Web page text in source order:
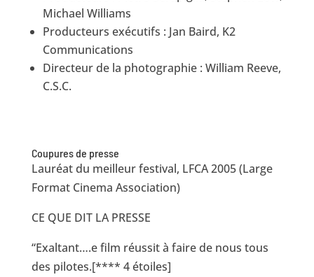
Michael Williams
Producteurs exécutifs : Jan Baird, K2
Communications
Directeur de la photographie : William Reeve,
C.S.C.
Coupures de presse
Lauréat du meilleur festival, LFCA 2005 (Large
Format Cinema Association)
CE QUE DIT LA PRESSE
“Exaltant….e film réussit à faire de nous tous
des pilotes.[**** 4 étoiles]